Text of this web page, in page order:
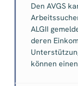
Den AVGS
ALGII
deren
können